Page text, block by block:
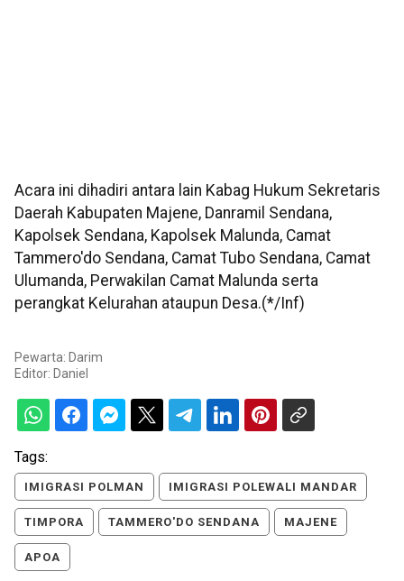
Acara ini dihadiri antara lain Kabag Hukum Sekretaris
Daerah Kabupaten Majene, Danramil Sendana,
Kapolsek Sendana, Kapolsek Malunda, Camat
Tammero'do Sendana, Camat Tubo Sendana, Camat
Ulumanda, Perwakilan Camat Malunda serta
perangkat Kelurahan ataupun Desa.(*/Inf)
Pewarta: Darim
Editor: Daniel
Tags:
IMIGRASI POLMAN IMIGRASI POLEWALI MANDAR
TIMPORA TAMMERO'DO SENDANA MAJENE
APOA